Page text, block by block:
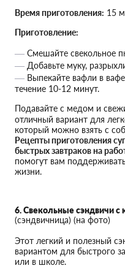
Время приготовления: 15
Приготовление:
Смешайте свекольное
Добавьте муку,
Выпекайте вафли в
течение 10-12 минут.
Подавайте с медом и
отличный вариант для
который можно взять с
Рецепты приготовления
быстрых завтраков на
помогут вам
жизни.
6. Свекольные сэндвичи
(сэндвичница) (на фото)
Этот легкий и полезный
вариантом для быстрого
или в школе.